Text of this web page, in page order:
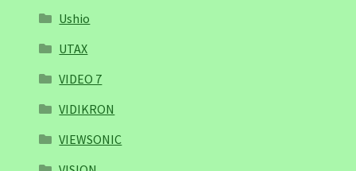
Ushio
UTAX
VIDEO 7
VIDIKRON
VIEWSONIC